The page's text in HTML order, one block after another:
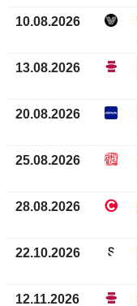
10.08.2026
13.08.2026
20.08.2026
25.08.2026
28.08.2026
22.10.2026
12.11.2026